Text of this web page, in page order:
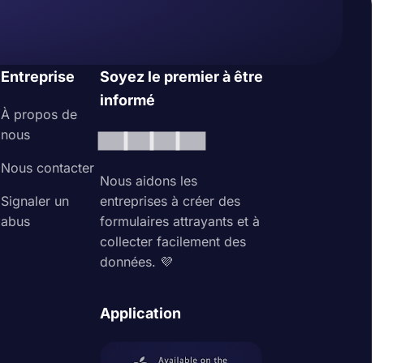
Entreprise
À propos de
nous
Nous contacter
Signaler un
abus
Soyez le premier à être
informé
Nous aidons les
entreprises à créer des
formulaires attrayants et à
collecter facilement des
données. 💜
Application